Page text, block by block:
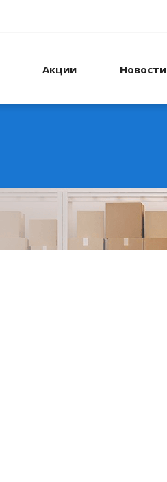
Акции Новости